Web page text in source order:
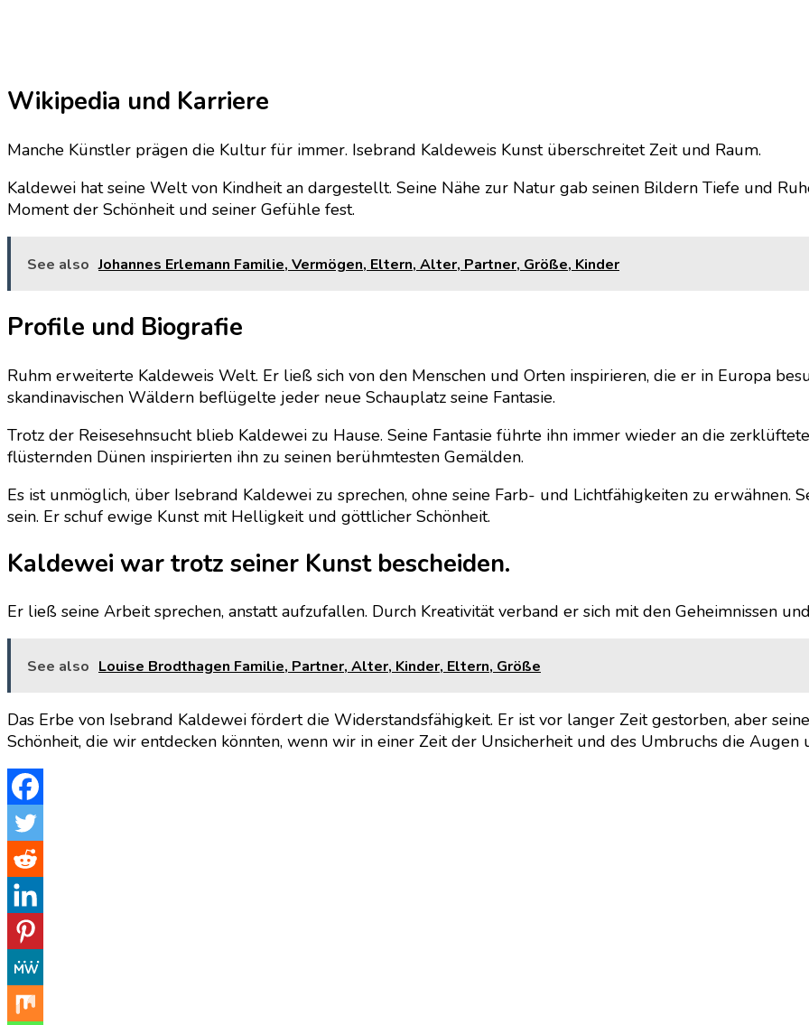
Wikipedia und Karriere
Manche Künstler prägen die Kultur für immer. Isebrand Kaldeweis Kunst überschreitet Zeit und Raum.
Kaldewei hat seine Welt von Kindheit an dargestellt. Seine Nähe zur Natur gab seinen Bildern Tiefe und
Moment der Schönheit und seiner Gefühle fest.
See also Johannes Erlemann Familie, Vermögen, Eltern, Alter, Partner, Größe, Kinder
Profile und Biografie
Ruhm erweiterte Kaldeweis Welt. Er ließ sich von den Menschen und Orten inspirieren, die er in Europa
skandinavischen Wäldern beflügelte jeder neue Schauplatz seine Fantasie.
Trotz der Reisesehnsucht blieb Kaldewei zu Hause. Seine Fantasie führte ihn immer wieder an die
flüsternden Dünen inspirierten ihn zu seinen berühmtesten Gemälden.
Es ist unmöglich, über Isebrand Kaldewei zu sprechen, ohne seine Farb- und Lichtfähigkeiten zu erwähnen.
sein. Er schuf ewige Kunst mit Helligkeit und göttlicher Schönheit.
Kaldewei war trotz seiner Kunst bescheiden.
Er ließ seine Arbeit sprechen, anstatt aufzufallen. Durch Kreativität verband er sich mit den Geheimnissen
See also Louise Brodthagen Familie, Partner, Alter, Kinder, Eltern, Größe
Das Erbe von Isebrand Kaldewei fördert die Widerstandsfähigkeit. Er ist vor langer Zeit gestorben, aber
Schönheit, die wir entdecken könnten, wenn wir in einer Zeit der Unsicherheit und des Umbruchs die Augen